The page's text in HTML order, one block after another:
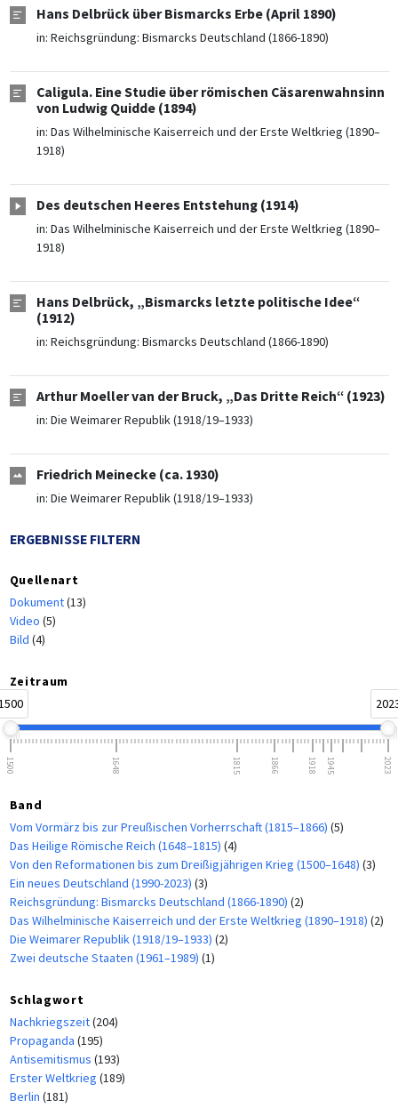
Hans Delbrück über Bismarcks Erbe (April 1890)
in: Reichsgründung: Bismarcks Deutschland (1866-1890)
Caligula. Eine Studie über römischen Cäsarenwahnsinn
von Ludwig Quidde (1894)
in: Das Wilhelminische Kaiserreich und der Erste Weltkrieg (1890–
1918)
Des deutschen Heeres Entstehung (1914)
in: Das Wilhelminische Kaiserreich und der Erste Weltkrieg (1890–
1918)
Hans Delbrück, „Bismarcks letzte politische Idee“
(1912)
in: Reichsgründung: Bismarcks Deutschland (1866-1890)
Arthur Moeller van der Bruck, „Das Dritte Reich“ (1923)
in: Die Weimarer Republik (1918/19–1933)
Friedrich Meinecke (ca. 1930)
in: Die Weimarer Republik (1918/19–1933)
ERGEBNISSE FILTERN
Quellenart
Dokument(13)
Video (5)
Bild (4)
Zeitraum
1500 1648 1815 1866 1918 1945 2023
Band
Vom Vormärz bis zur Preußischen Vorherrschaft (1815–1866) (5)
Das Heilige Römische Reich (1648–1815) (4)
Von den Reformationen bis zum Dreißigjährigen Krieg (1500–1648) (3)
Ein neues Deutschland (1990-2023) (3)
Reichsgründung: Bismarcks Deutschland (1866-1890) (2)
Das Wilhelminische Kaiserreich und der Erste Weltkrieg (1890–1918) (2)
Die Weimarer Republik (1918/19–1933) (2)
Zwei deutsche Staaten (1961–1989) (1)
Schlagwort
Nachkriegszeit(204)
Propaganda (195)
Antisemitismus (193)
Erster Weltkrieg (189)
Berlin (181)